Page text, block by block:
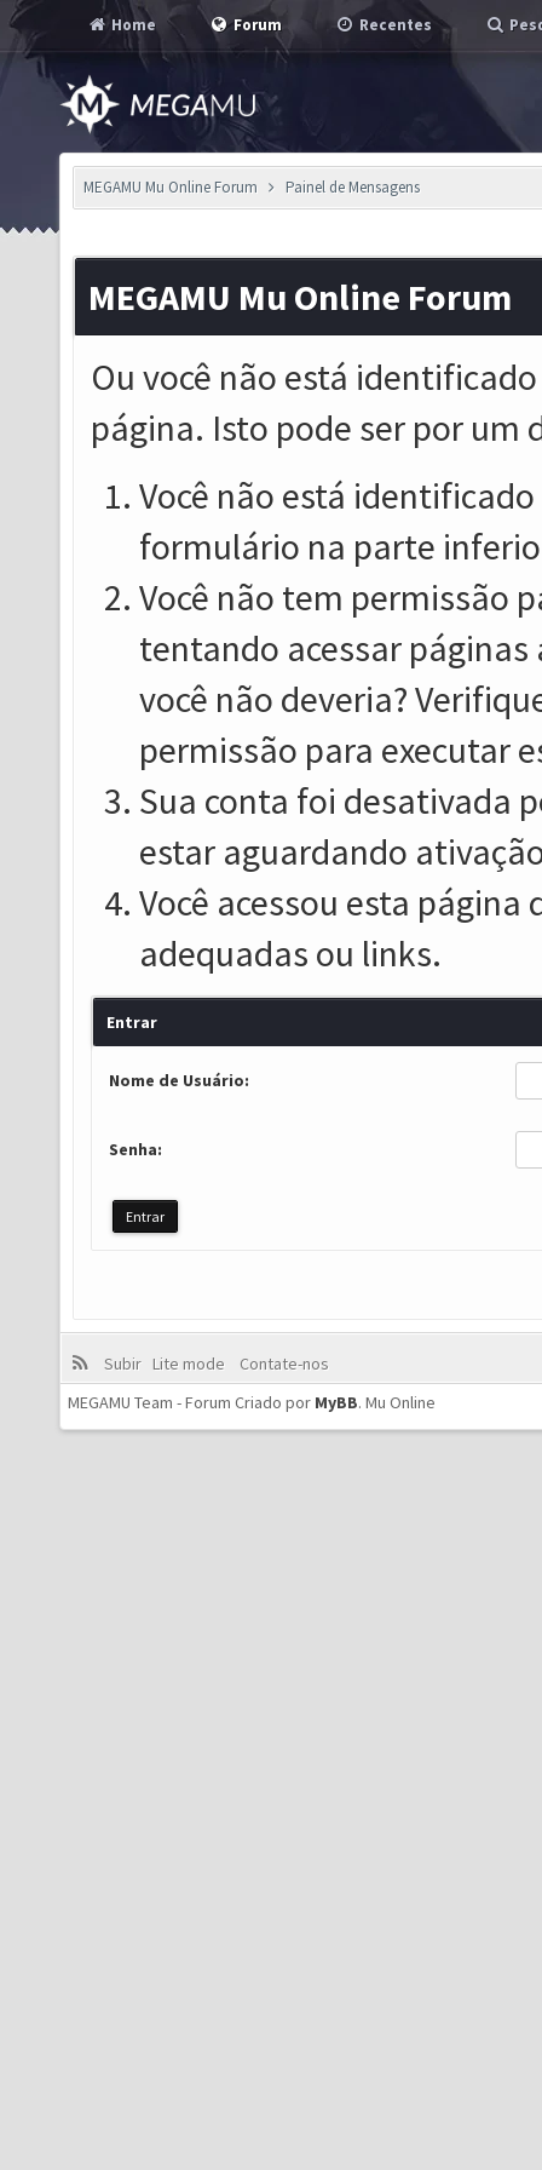
Home Forum Recentes
MEGAMU Mu Online Forum Painel de Mensagens
MEGAMU Mu Online Forum
Ou você não está
página. Isto pode ser por um
Você não está
formulário na parte
Você não tem permissão
tentando acessar
você não deveria?
permissão para executar
Sua conta foi desativada
estar aguardando
Você acessou esta
adequadas ou links.
Entrar
Nome de Usuário:
Senha:
Subir Lite mode
Contate-nos
MEGAMU Team - Forum Criado por MyBB. Mu Online